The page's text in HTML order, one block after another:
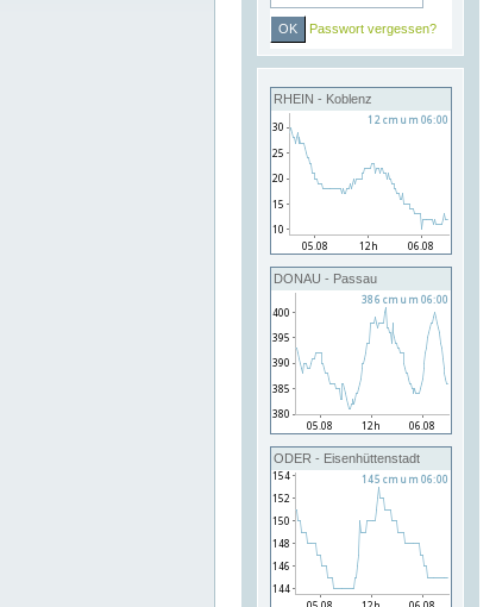
Passwort vergessen?
RHEIN - Koblenz
DONAU - Passau
ODER - Eisenhüttenstadt